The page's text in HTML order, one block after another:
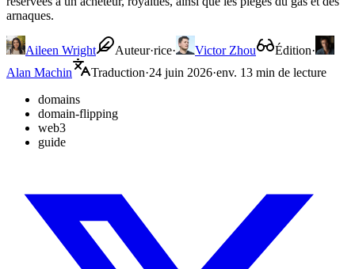
arnaques.
Aileen Wright Auteur·rice· Victor Zhou Édition·
Alan Machin
Traduction·24 juin 2026·env. 13 min de lecture
domains
domain-flipping
web3
guide